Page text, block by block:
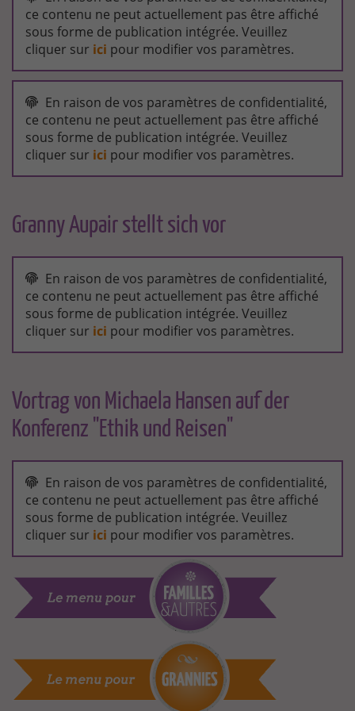
LAND
GRANNY-
AUPAIR
ce contenu ne peut actuellement pas être affiché
sous forme de publication intégrée. Veuillez
cliquer sur ici pour modifier vos paramètres.
BERGISCHES
LAND
MIT
JAHREN
ALS
AU
MALAYSIA
En raison de vos paramètres de confidentialité,
ce contenu ne peut actuellement pas être affiché
sous forme de publication intégrée. Veuillez
cliquer sur ici pour modifier vos paramètres.
Granny Aupair stellt sich vor
AUPAIR
WIR
VERMITTELN
AUPAIR-
OMAS
IN
En raison de vos paramètres de confidentialité,
ce contenu ne peut actuellement pas être affiché
sous forme de publication intégrée. Veuillez
cliquer sur ici pour modifier vos paramètres.
Vortrag von Michaela Hansen auf der
Konferenz "Ethik und Reisen"
HANSEN,
KONFERENZ
ETHIK
UND
REISEN,
JUNI
En raison de vos paramètres de confidentialité,
ce contenu ne peut actuellement pas être affiché
sous forme de publication intégrée. Veuillez
cliquer sur ici pour modifier vos paramètres.